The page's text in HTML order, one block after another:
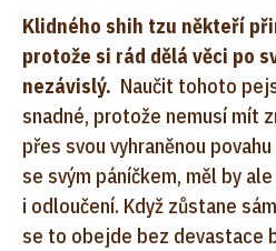
Klidného shih tzu někteří
protože si rád dělá věci po
nezávislý. Naučit tohoto
snadné, protože nemusí mít
přes svou vyhraněnou
se svým páníčkem, měl by
i odloučení. Když zůstane
se to obejde bez devastace